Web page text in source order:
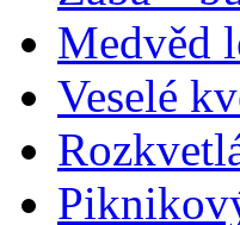
Medvěd
Veselé